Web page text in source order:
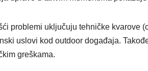
problemi uključuju tehničke kvarove
uslovi kod outdoor događaja.
greškama.